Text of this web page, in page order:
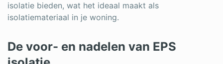
isolatie bieden, wat het ideaal maakt als
isolatiemateriaal in je woning.
De voor- en nadelen van EPS